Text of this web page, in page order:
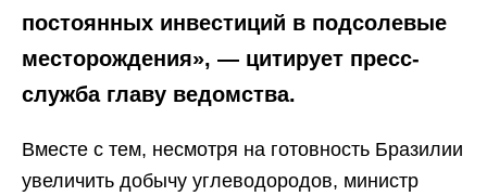
постоянных инвестиций в подсолевые
месторождения», — цитирует пресс-
служба главу ведомства.
Вместе с тем, несмотря на готовность Бразилии
увеличить добычу углеводородов, министр